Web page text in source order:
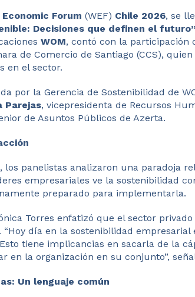
Economic Forum (WEF) Chile 2026, se
Decisiones que definen el futuro”
WOM, contó con la participación
de Comercio de Santiago (CCS),
en el sector.
por la Gerencia de Sostenibilidad de
Parejas, vicepresidenta de Recursos
de Asuntos Públicos de Azerta.
los panelistas analizaron una paradoja
empresariales ve la sostenibilidad
preparado para implementarla.
Torres enfatizó que el sector
día en la sostenibilidad empresarial
tiene implicancias en sacarla de la
en la organización en su conjunto”,
Un lenguaje común